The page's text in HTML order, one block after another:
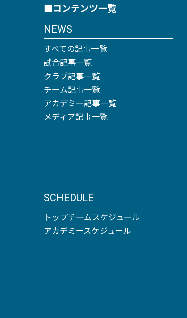
■コンテンツ一覧
NEWS
すべての記事一覧
試合記事一覧
クラブ記事一覧
チーム記事一覧
アカデミー記事一覧
メディア記事一覧
SCHEDULE
トップチームスケジュール
アカデミースケジュール